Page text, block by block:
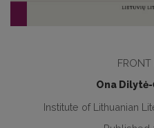
FRONT
Ona
Institute of Lithuanian